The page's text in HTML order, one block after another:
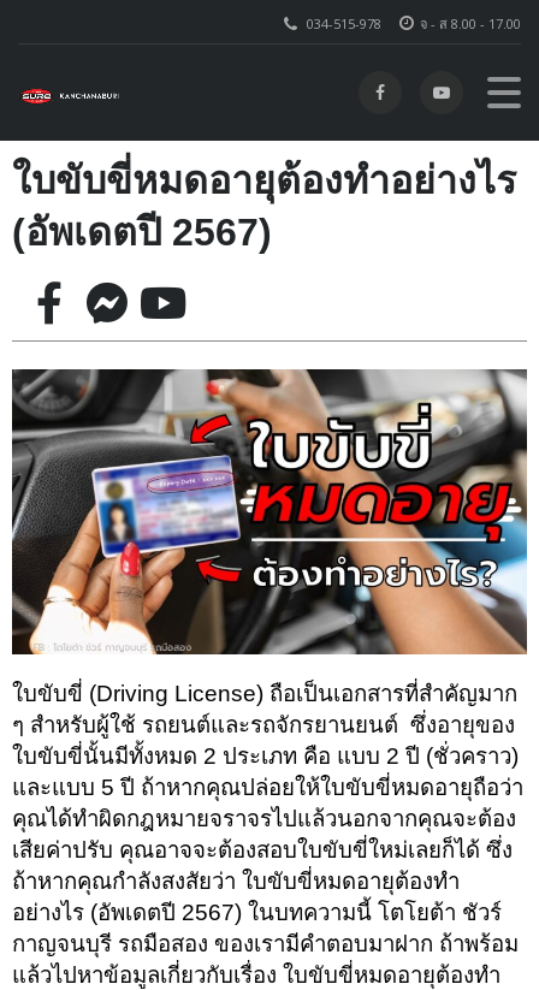
จ - ส 8.00 - 17.00
034-515-978
ใบขับขี่หมดอายุต้องทำอย่างไร
(อัพเดตปี 2567)
ใบขับขี่ (Driving License) ถือเป็นเอกสารที่สำคัญมาก
ๆ สำหรับผู้ใช้ รถยนต์และรถจักรยานยนต์ ซึ่งอายุของ
ใบขับขี่นั้นมีทั้งหมด 2 ประเภท คือ แบบ 2 ปี (ชั่วคราว)
และแบบ 5 ปี ถ้าหากคุณปล่อยให้ใบขับขี่หมดอายุถือว่า
คุณได้ทำผิดกฎหมายจราจรไปแล้วนอกจากคุณจะต้อง
เสียค่าปรับ คุณอาจจะต้องสอบใบขับขี่ใหม่เลยก็ได้ ซึ่ง
ถ้าหากคุณกำลังสงสัยว่า ใบขับขี่หมดอายุต้องทำ
อย่างไร (อัพเดตปี 2567) ในบทความนี้ โตโยต้า ชัวร์
กาญจนบุรี รถมือสอง ของเรามีคำตอบมาฝาก ถ้าพร้อม
แล้วไปหาข้อมูลเกี่ยวกับเรื่อง ใบขับขี่หมดอายุต้องทำ